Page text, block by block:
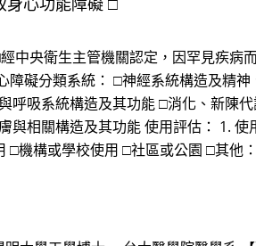
經中央衛生主管機關認定，因罕見疾
礙分類系統： □神經系統構造及精
吸系統構造及其功能 □消化、新陳
相關構造及其功能 使用評估： 1.
機構或學校使用 □社區或公園 □其